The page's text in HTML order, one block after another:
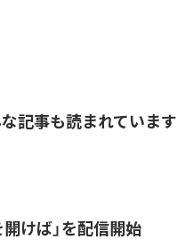
記事も読まれています
開けば」を配信開始